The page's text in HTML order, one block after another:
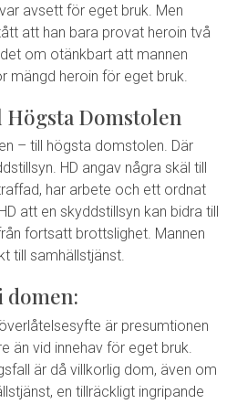
avsett för eget bruk. Men
att han bara provat heroin två
om otänkbart att mannen
mängd heroin för eget bruk.
Domstolen
– till högsta domstolen. Där
HD angav några skäl till
har arbete och ett ordnat
att en skyddstillsyn kan bidra till
fortsatt brottslighet. Mannen
till samhällstjänst.
domen:
är presumtionen
än vid innehav för eget bruk.
är då villkorlig dom, även om
en tillräckligt ingripande